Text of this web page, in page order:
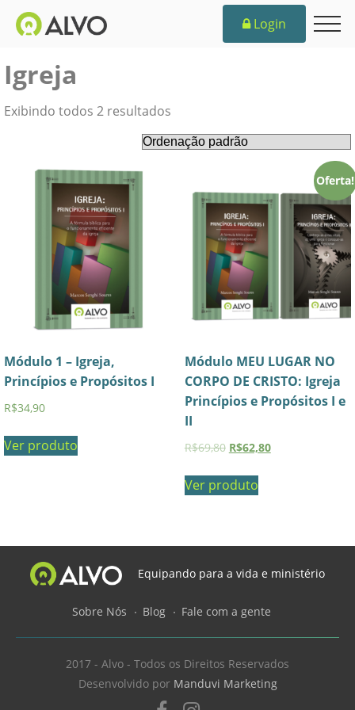
Login
Igreja
Exibindo todos 2 resultados
Módulo 1 – Igreja,
Princípios e Propósitos I
R$34,90
Ver produto
Oferta!
Módulo MEU LUGAR NO
CORPO DE CRISTO: Igreja
Princípios e Propósitos I e
II
R$69,80 R$62,80
Ver produto
Equipando para a vida e ministério
Sobre Nós Blog Fale com a gente
2017 - Alvo - Todos os Direitos Reservados
Desenvolvido por Manduvi Marketing